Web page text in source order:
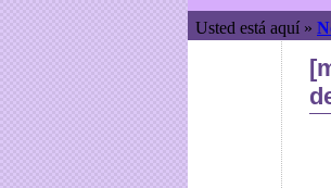
Usted está aquí »